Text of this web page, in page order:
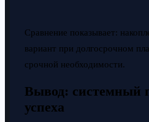
Сравнение показывает:
вариант при долгосрочном
срочной необходимости.
Вывод: системный
успеха